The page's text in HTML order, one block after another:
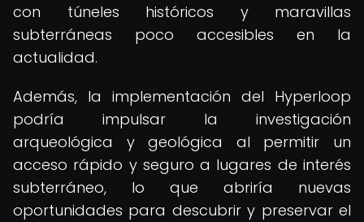
con túneles históricos y maravillas
subterráneas poco accesibles en la
actualidad.
Además, la implementación del Hyperloop
podría impulsar la investigación
arqueológica y geológica al permitir un
acceso rápido y seguro a lugares de interés
subterráneo, lo que abriría nuevas
oportunidades para descubrir y preservar el